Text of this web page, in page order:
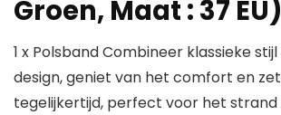
Groen, Maat : 37 EU)
1 x Polsband Combineer klassieke
design, geniet van het comfort en
tegelijkertijd, perfect voor het strand